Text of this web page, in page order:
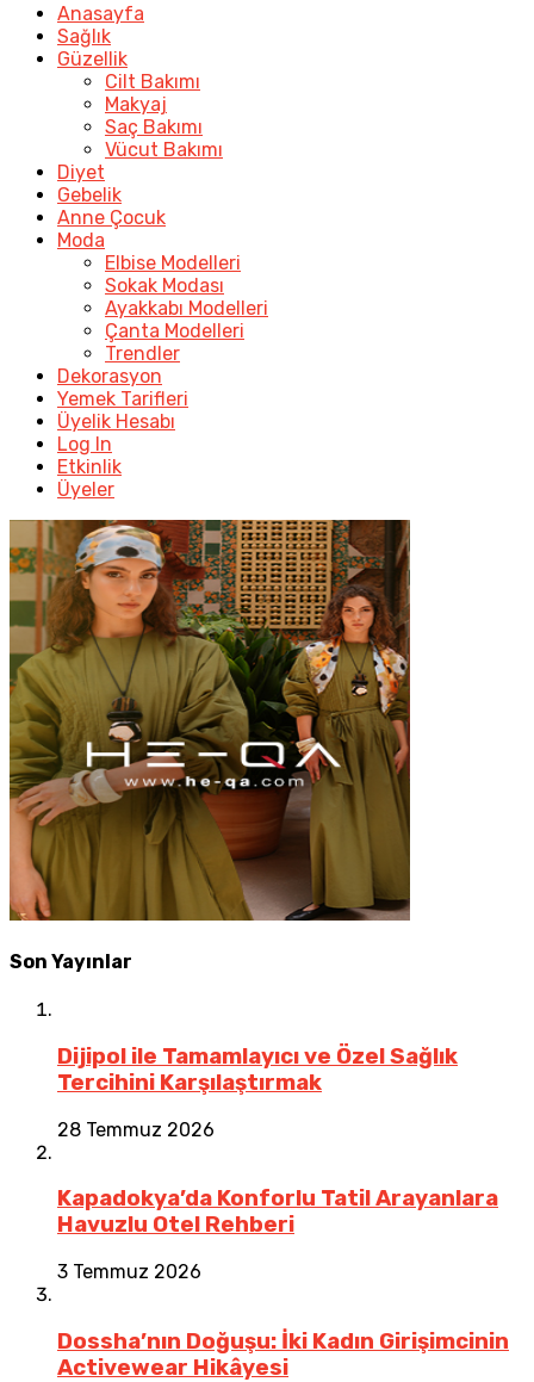
Anasayfa
Sağlık
Güzellik
Cilt Bakımı
Makyaj
Saç Bakımı
Vücut Bakımı
Diyet
Gebelik
Anne Çocuk
Moda
Elbise Modelleri
Sokak Modası
Ayakkabı Modelleri
Çanta Modelleri
Trendler
Dekorasyon
Yemek Tarifleri
Üyelik Hesabı
Log In
Etkinlik
Üyeler
Son Yayınlar
Dijipol ile Tamamlayıcı ve Özel Sağlık
Tercihini Karşılaştırmak
28 Temmuz 2026
Kapadokya’da Konforlu Tatil Arayanlara
Havuzlu Otel Rehberi
3 Temmuz 2026
Dossha’nın Doğuşu: İki Kadın Girişimcinin
Activewear Hikâyesi